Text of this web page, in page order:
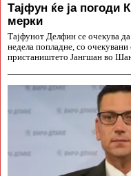
Тајфун ќе ја погоди
мерки
Тајфунот Делфин се очекува
недела попладне, со
пристаништето Јангшан во